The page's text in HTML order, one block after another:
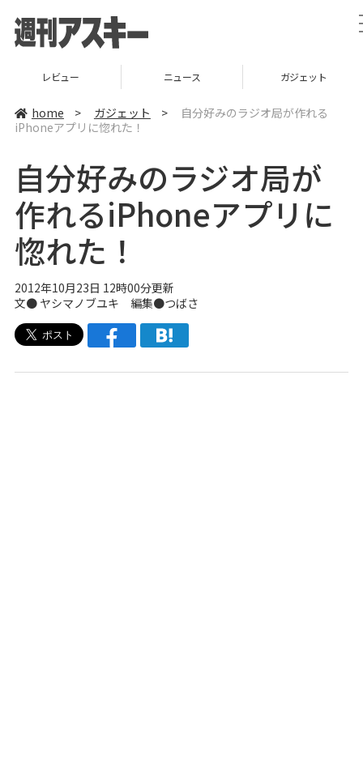
レビュー ニュース ガジェット
home > ガジェット >
自分好みのラジオ局が作れる
iPhoneアプリに惚れた！
自分好みのラジオ局が
作れるiPhoneアプリに
惚れた！
2012年10月23日 12時00分更新
文● ヤシマノブユキ 編集●つばさ